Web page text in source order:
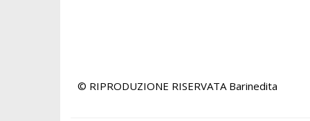
© RIPRODUZIONE RISERVATA Barinedita